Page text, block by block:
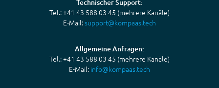
Technischer Support:
Tel.: +41 43 588 03 45 (mehrere Kanäle)
E-Mail:support@kompaas.tech
Allgemeine Anfragen:
Tel.: +41 43 588 03 45 (mehrere Kanäle)
E-Mail: info@kompaas.tech